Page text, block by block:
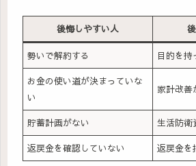
後悔しやすい人
勢いで解約する 目的を持
お金の使い道が決まっていな
い
家計改善
貯蓄計画がない 生活防衛
返戻金を確認していない 返戻金を